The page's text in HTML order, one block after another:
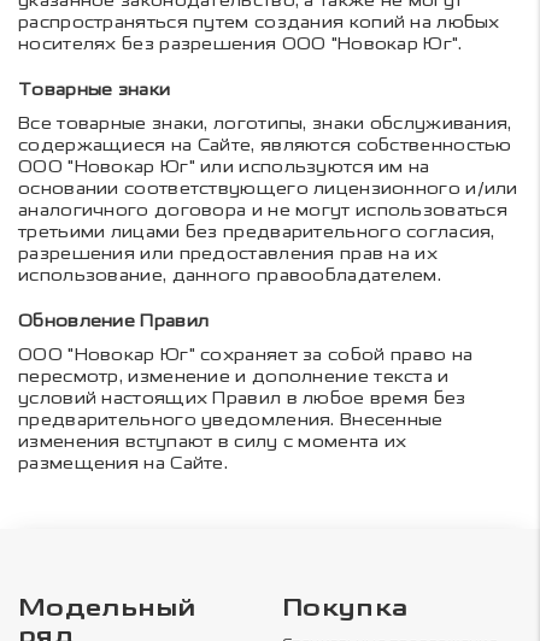
распространяться путем создания копий на любых
носителях без разрешения ООО "Новокар Юг".
Товарные знаки
Все товарные знаки, логотипы, знаки обслуживания,
содержащиеся на Сайте, являются собственностью
ООО "Новокар Юг" или используются им на
основании соответствующего лицензионного и/или
аналогичного договора и не могут использоваться
третьими лицами без предварительного согласия,
разрешения или предоставления прав на их
использование, данного правообладателем.
Обновление Правил
ООО "Новокар Юг" сохраняет за собой право на
пересмотр, изменение и дополнение текста и
условий настоящих Правил в любое время без
предварительного уведомления. Внесенные
изменения вступают в силу с момента их
размещения на Сайте.
Модельный
Покупка